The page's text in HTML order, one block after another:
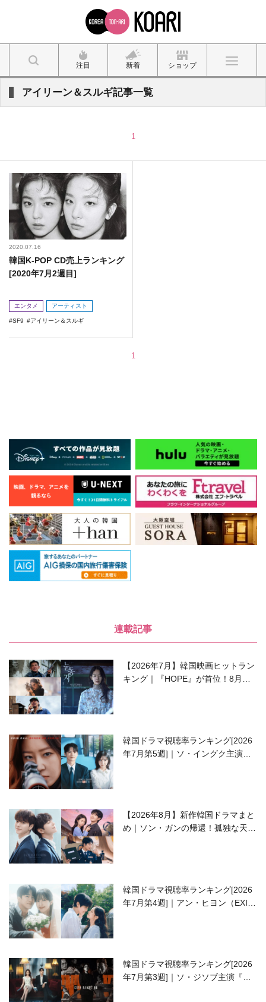
注目 新着 ショップ
アイリーン＆スルギ記事一覧
1
2020.07.16
韓国K-POP CD売上ランキング
[2020年7月2週目]
エンタメ アーティスト
SF9 アイリーン＆スルギ
1
連載記事
【2026年7月】韓国映画ヒットラン
キング｜『HOPE』が首位！8月公
韓国ドラマ視聴率ランキング[2026
年7月第5週]｜ソ・イングク主演の
【2026年8月】新作韓国ドラマまと
め｜ソン・ガンの帰還！孤独な天才
韓国ドラマ視聴率ランキング[2026
年7月第4週]｜アン・ヒヨン（EXID
韓国ドラマ視聴率ランキング[2026
年7月第3週]｜ソ・ジソブ主演『エ